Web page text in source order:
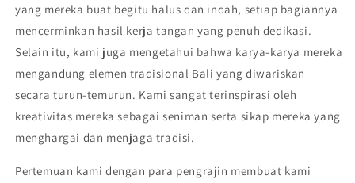
yang mereka buat begitu halus dan indah, setiap bagiannya
mencerminkan hasil kerja tangan yang penuh dedikasi.
Selain itu, kami juga mengetahui bahwa karya-karya mereka
mengandung elemen tradisional Bali yang diwariskan
secara turun-temurun. Kami sangat terinspirasi oleh
kreativitas mereka sebagai seniman serta sikap mereka yang
menghargai dan menjaga tradisi.
Pertemuan kami dengan para pengrajin membuat kami